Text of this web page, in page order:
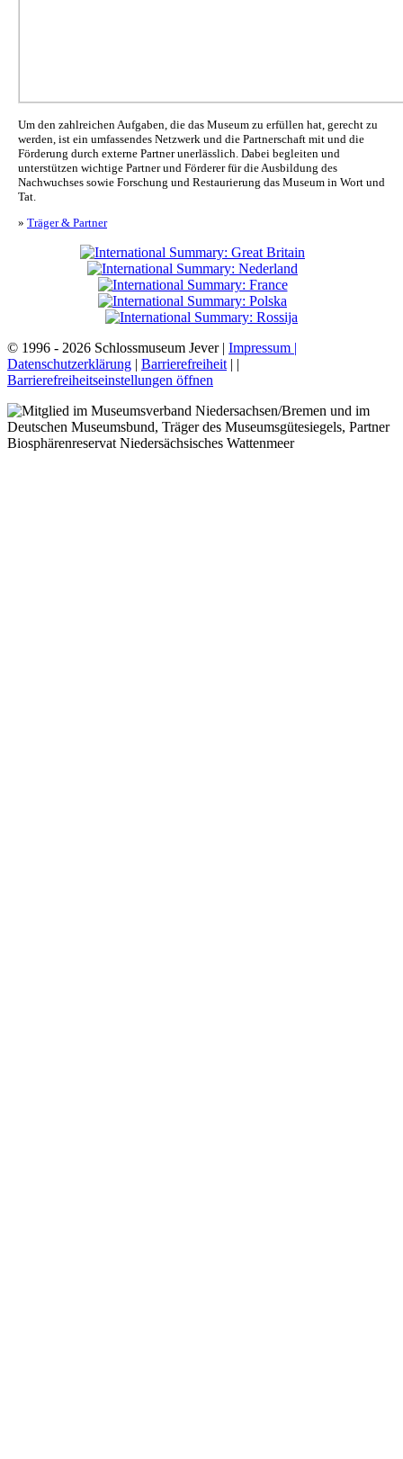
Um den zahlreichen Aufgaben, die das Museum zu erfüllen hat, gerecht zu
werden, ist ein umfassendes Netzwerk und die Partnerschaft mit und die
Förderung durch externe Partner unerlässlich. Dabei begleiten und
unterstützen wichtige Partner und Förderer für die Ausbildung des
Nachwuchses sowie Forschung und Restaurierung das Museum in Wort und
Tat.
» Träger & Partner
© 1996 - 2026 Schlossmuseum Jever | Impressum |
Datenschutzerklärung | Barrierefreiheit | |
Barrierefreiheitseinstellungen öffnen